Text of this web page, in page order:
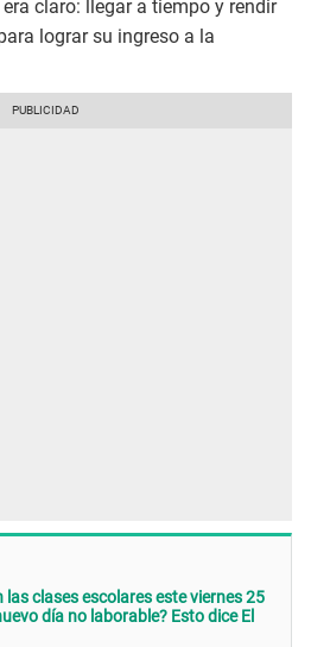
claro: llegar a tiempo y rendir
lograr su ingreso a la
las clases escolares este viernes 25
día no laborable? Esto dice El